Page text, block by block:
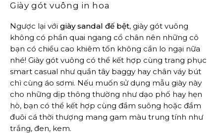
Giày gót vuông in hoa
Ngược lại với giày sandal đế bệt, giày gót vuông
không có phần quai ngang cổ chân nên những cô
bạn có chiều cao khiêm tốn không cần lo ngại nữa
nhé! Giày gót vuông có thể kết hợp cùng trang phục
smart casual như quần tây baggy hay chân váy bút
chì cùng áo sơmi. Nếu muốn sử dụng mẫu giày này
cho những dịp thông thường như dạo phố hay hẹn
hò, bạn có thể kết hợp cùng đầm suông hoặc đầm
đuôi cá thời thượng mang gam màu trung tính như
trắng, đen, kem.